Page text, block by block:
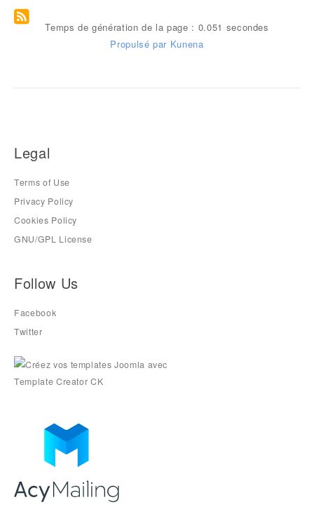
Temps de génération de la page : 0.051 secondes
Propulsé par Kunena
Legal
Terms of Use
Privacy Policy
Cookies Policy
GNU/GPL License
Follow Us
Facebook
Twitter